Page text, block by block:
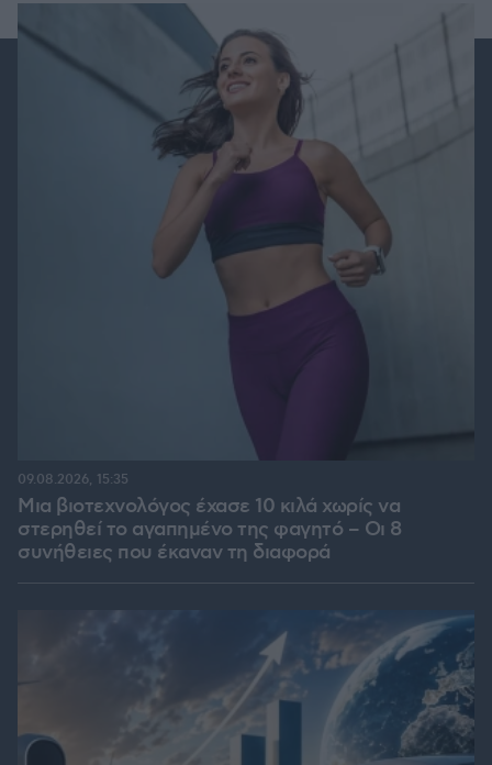
Μια βιοτεχνολόγος έχασε 10 κιλά χωρίς να
στερηθεί το αγαπημένο της φαγητό – Οι 8
συνήθειες που έκαναν τη διαφορά
09.08.2026, 15:35